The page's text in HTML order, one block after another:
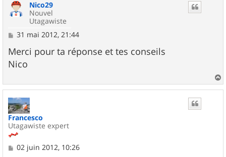
Nico29
Nouvel
Utagawiste
M
s
s
a
e
31 mai 2012, 21:44
Merci pour ta réponse et tes conseils
Nico
a
Francesco
Utagawiste expert
M
02 juin 2012, 10:26